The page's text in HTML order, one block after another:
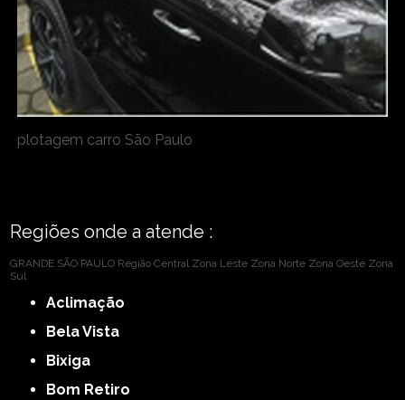
plotagem carro São Paulo
Regiões onde a atende :
GRANDE SÃO PAULO Região Central Zona Leste Zona Norte Zona Oeste Zona
Sul
Aclimação
Bela Vista
Bixiga
Bom Retiro